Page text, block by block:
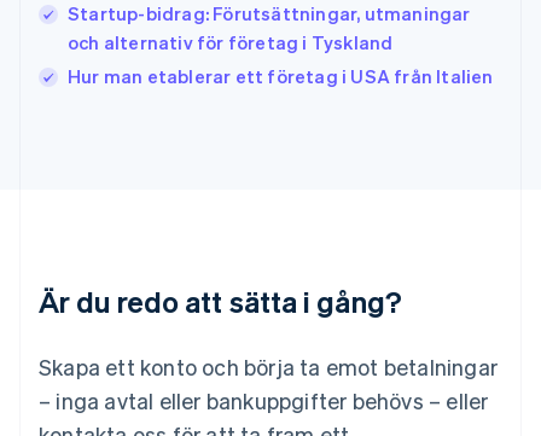
Startup-bidrag: Förutsättningar, utmaningar
och alternativ för företag i Tyskland
Hur man etablerar ett företag i USA från Italien
Är du redo att sätta i gång?
Skapa ett konto och börja ta emot betalningar
– inga avtal eller bankuppgifter behövs – eller
EnglishFrançais
Kroatien
EnglishItaliano
Malaysia
English
Mexiko